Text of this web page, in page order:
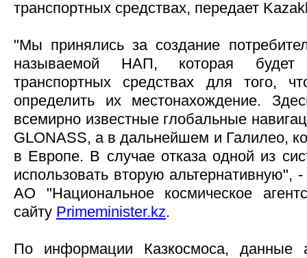
транспортных средствах, передает
"Мы принялись за создание
называемой НАП, которая будет
транспортных средствах для того,
определить их местонахождение.
всемирно известные глобальные
GLONASS, а в дальнейшем и Галилео,
в Европе. В случае отказа одной из
использовать вторую альтернативную",
АО "Национальное космическое
сайту Рrimeminister.kz.
По информации Казкосмоса, данные